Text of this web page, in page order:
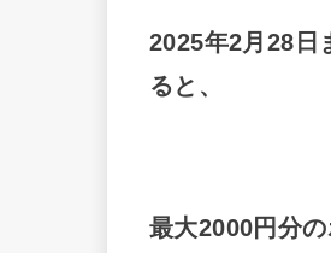
2025年2月28日
ると、
最大2000円分